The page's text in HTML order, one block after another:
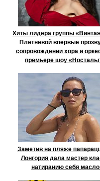
Хиты лидера группы
Плетневой впервые
сопровождении хора и
премьере шоу
Заметив на пляже
Лонгория дала мастер
натиранию себя